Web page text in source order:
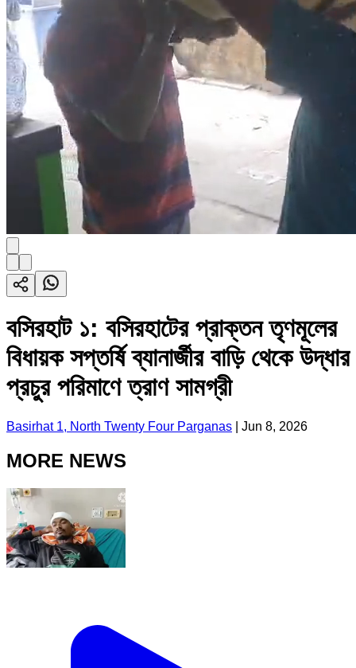
বসিরহাট ১: বসিরহাটের প্রাক্তন তৃণমূলের
বিধায়ক সপ্তর্ষি ব্যানার্জীর বাড়ি থেকে উদ্ধার
প্রচুর পরিমাণে ত্রাণ সামগ্রী
Basirhat 1, North Twenty Four Parganas Jun 8, 2026
MORE NEWS